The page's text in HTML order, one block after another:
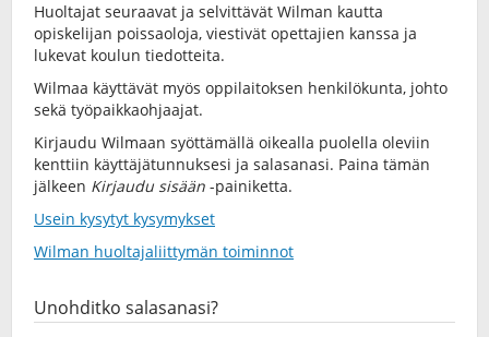
Huoltajat seuraavat ja selvittävät Wilman kautta
opiskelijan poissaoloja, viestivät opettajien kanssa ja
lukevat koulun tiedotteita.
Wilmaa käyttävät myös oppilaitoksen henkilökunta, johto
sekä työpaikkaohjaajat.
Kirjaudu Wilmaan syöttämällä oikealla puolella oleviin
kenttiin käyttäjätunnuksesi ja salasanasi. Paina tämän
jälkeen Kirjaudu sisään -painiketta.
Usein kysytyt kysymykset
Wilman huoltajaliittymän toiminnot
Unohditko salasanasi?